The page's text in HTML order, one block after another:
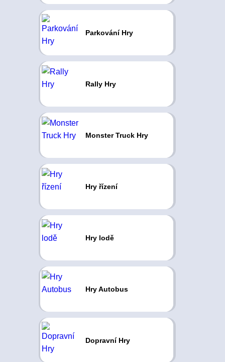
Parkování Hry
Rally Hry
Monster Truck Hry
Hry řízení
Hry lodě
Hry Autobus
Dopravní Hry